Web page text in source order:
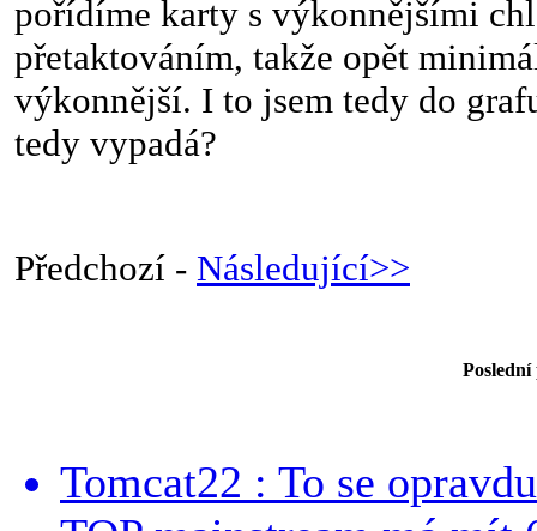
pořídíme karty s výkonnějšími
přetaktováním, takže opět
výkonnější. I to jsem tedy do
tedy vypadá?
Předchozí - Následující>>
Tomcat22 : To se